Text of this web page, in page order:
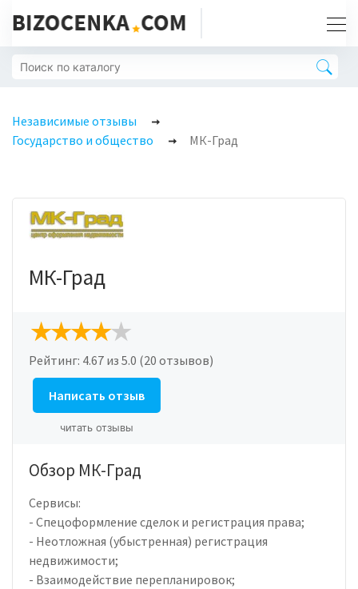
Независимые отзывы
Государство и общество
МК-Град
МК-Град
Рейтинг: 4.67 из 5.0 (20 отзывов)
Написать отзыв
читать отзывы
Обзор МК-Град
Сервисы:
- Спецоформление сделок и регистрация права;
- Неотложная (убыстренная) регистрация
недвижимости;
- Взаимодействие перепланировок;